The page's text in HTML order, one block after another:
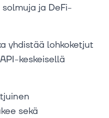
ja DeFi-
yhdistää lohkoketjut
keskeisellä
sekä